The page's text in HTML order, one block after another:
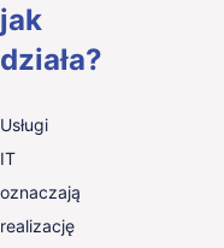
jak
działa?
Usługi
IT
oznaczają
realizację